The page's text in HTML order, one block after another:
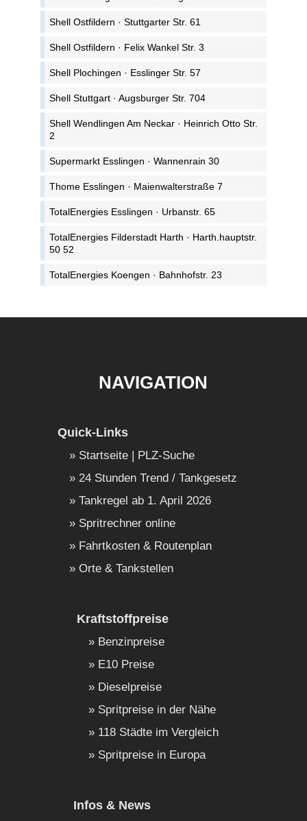
Shell Ostfildern · Stuttgarter Str. 61
Shell Ostfildern · Felix Wankel Str. 3
Shell Plochingen · Esslinger Str. 57
Shell Stuttgart · Augsburger Str. 704
Shell Wendlingen Am Neckar · Heinrich Otto Str.
2
Supermarkt Esslingen · Wannenrain 30
Thome Esslingen · Maienwalterstraße 7
TotalEnergies Esslingen · Urbanstr. 65
TotalEnergies Filderstadt Harth · Harth.hauptstr.
50 52
TotalEnergies Koengen · Bahnhofstr. 23
NAVIGATION
Quick-Links
Startseite | PLZ-Suche
24 Stunden Trend / Tankgesetz
Tankregel ab 1. April 2026
Spritrechner online
Fahrtkosten & Routenplan
Orte & Tankstellen
Kraftstoffpreise
Benzinpreise
E10 Preise
Dieselpreise
Spritpreise in der Nähe
118 Städte im Vergleich
Spritpreise in Europa
Infos & News